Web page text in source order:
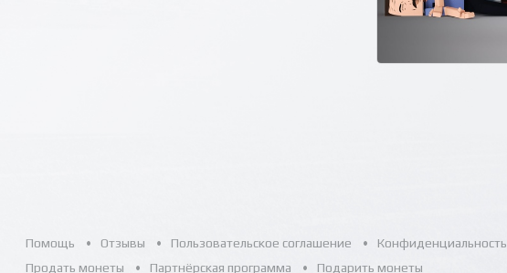
Помощь Отзывы Пользовательское соглашение Конфиденциальность
Продать монеты
Партнёрская программа Подарить монеты